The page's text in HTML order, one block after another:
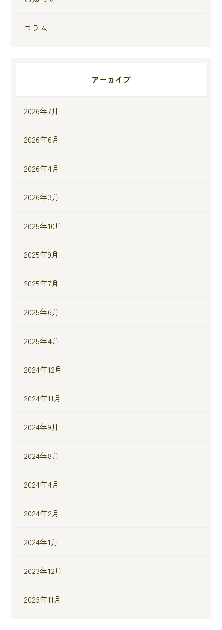
コラム
アーカイブ
2026年7月
2026年6月
2026年4月
2026年3月
2025年10月
2025年9月
2025年7月
2025年6月
2025年4月
2024年12月
2024年11月
2024年9月
2024年8月
2024年4月
2024年2月
2024年1月
2023年12月
2023年11月